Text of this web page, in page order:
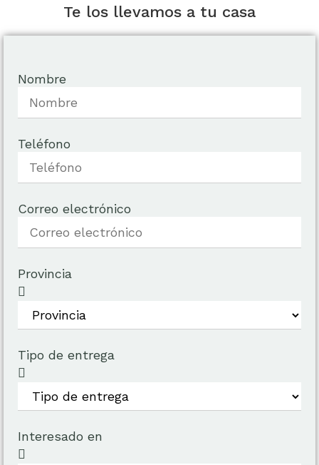
Te los llevamos a tu casa
Nombre
Teléfono
Correo electrónico
Provincia
Tipo de entrega
Interesado en